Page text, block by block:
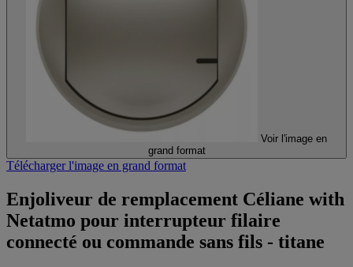
Voir l'image en
grand format
Télécharger l'image en grand format
Enjoliveur de remplacement Céliane with
Netatmo pour interrupteur filaire
connecté ou commande sans fils - titane